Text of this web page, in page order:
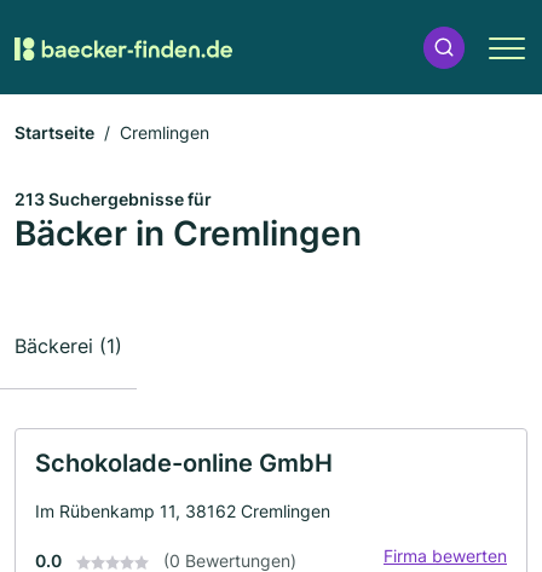
Startseite Cremlingen
213 Suchergebnisse für
Bäcker in Cremlingen
Bäckerei (1)
Schokolade-online GmbH
Im Rübenkamp 11, 38162 Cremlingen
0.0 (0 Bewertungen) Firma bewerten